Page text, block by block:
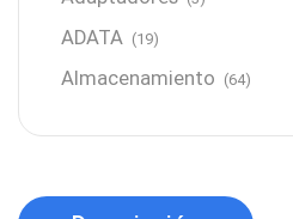
ADATA (19)
Almacenamiento (64)
Antivirus (1)